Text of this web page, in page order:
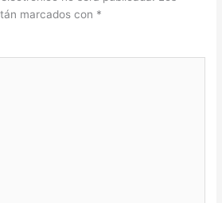
marcados con *